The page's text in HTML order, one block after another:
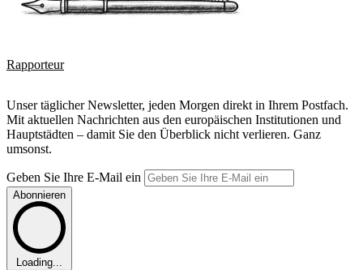
Rapporteur
Unser täglicher Newsletter, jeden Morgen direkt in Ihrem Postfach.
Mit aktuellen Nachrichten aus den europäischen Institutionen und
Hauptstädten – damit Sie den Überblick nicht verlieren. Ganz
umsonst.
Geben Sie Ihre E-Mail ein
Abonnieren
Loading...